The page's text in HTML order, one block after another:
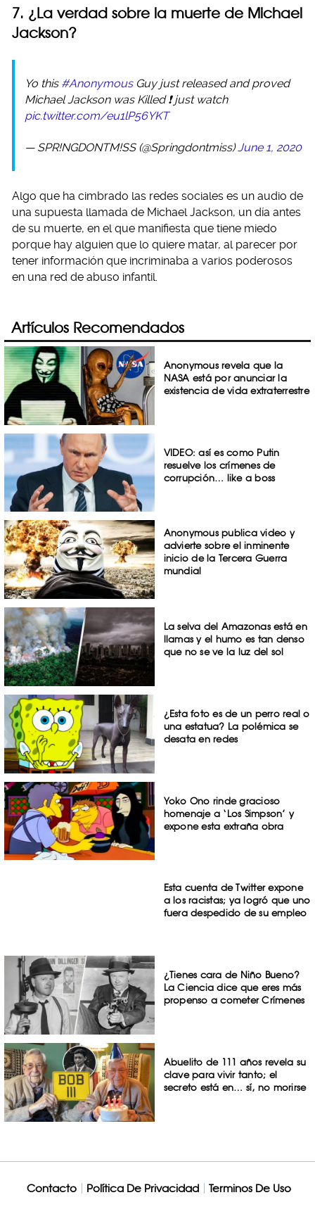
7. ¿La verdad sobre la muerte de Michael
Jackson?
Yo this #AnonymousGuy just released and proved
Michael Jackson was Killed ❗️ just watch
pic.twitter.com/eu1lP56YKT
— SPR!NGDONTM!SS (@Springdontmiss)June 1, 2020
Algo que ha cimbrado las redes sociales es un audio de
una supuesta llamada de Michael Jackson, un día antes
de su muerte, en el que manifiesta que tiene miedo
porque hay alguien que lo quiere matar, al parecer por
tener información que incriminaba a varios poderosos
en una red de abuso infantil.
Artículos Recomendados
Anonymous revela que la
NASA está por anunciar la
existencia de vida extraterrestre
VIDEO: así es como Putin
resuelve los crímenes de
corrupción… like a boss
Anonymous publica video y
advierte sobre el inminente
inicio de la Tercera Guerra
mundial
La selva del Amazonas está en
llamas y el humo es tan denso
que no se ve la luz del sol
¿Esta foto es de un perro real o
una estatua? La polémica se
desata en redes
Yoko Ono rinde gracioso
homenaje a ‘Los Simpson’ y
expone esta extraña obra
Esta cuenta de Twitter expone
a los racistas; ya logró que uno
fuera despedido de su empleo
¿Tienes cara de Niño Bueno?
La Ciencia dice que eres más
propenso a cometer Crímenes
Abuelito de 111 años revela su
clave para vivir tanto; el
secreto está en… sí, no morirse
Contacto Política De Privacidad Terminos De Uso